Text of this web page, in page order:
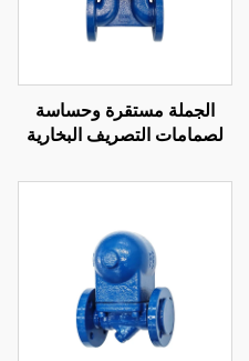
الجملة مستقرة وحساسة
لصمامات التصريف البخارية
وإغلاق جيد